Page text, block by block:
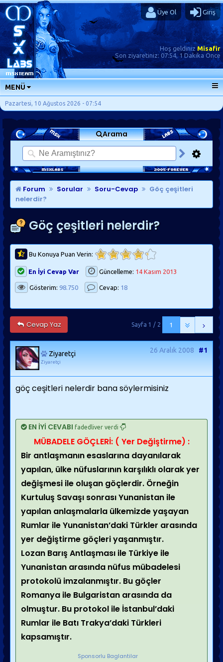
Üye Ol Giriş
Hoş geldinizMisafir
Son ziyaretiniz: 07:54, 1 Dakika Önce
MENÜ
ANA SAYFA
FORUMLAR
SORU-CEVAP
GÜNLÜKLER
SON MESAJLAR
KISAYOLLAR
Pazartesi, 10 Ağustos 2026 - 07:54
Arama
Forum Sorular Soru-Cevap
Göç çeşitleri
nelerdir?
Göç çeşitleri nelerdir?
Bu Konuya Puan Verin:
En İyi Cevap Var Güncelleme: 14 Kasım 2013
Gösterim: 98.750 Cevap: 18
Cevap Yaz 1
Sayfa 1 / 2
Ziyaretçi
Ziyaretçi
26 Aralık 2008 #1
göç ceşitleri nelerdir bana söylermisiniz
EN İYİ CEVABI fadedliver verdi
MÜBADELE GÖÇLERİ: ( Yer Değiştirme) :
Bir antlaşmanın esaslarına dayanılarak
yapılan, ülke nüfuslarının karşılıklı olarak yer
değişmesi ile oluşan göçlerdir. Örneğin
Kurtuluş Savaşı sonrası Yunanistan ile
yapılan anlaşmalarla ülkemizde yaşayan
Rumlar ile Yunanistan’daki Türkler arasında
yer değiştirme göçleri yaşanmıştır.
Lozan Barış Antlaşması ile Türkiye ile
Yunanistan arasında nüfus mübadelesi
protokolü imzalanmıştır. Bu göçler
Romanya ile Bulgaristan arasında da
olmuştur. Bu protokol ile İstanbul’daki
Rumlar ile Batı Trakya’daki Türkleri
kapsamıştır.
Sponsorlu Baglantilar